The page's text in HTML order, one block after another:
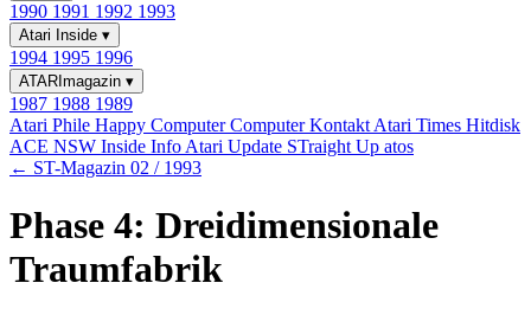
1990 1991 1992 1993
Atari Inside ▾
1994 1995 1996
ATARImagazin ▾
1987 1988 1989
Atari Phile Happy ComputerComputer Kontakt Atari Times Hitdisk
ACE NSW Inside Info Atari Update STraight Up atos
← ST-Magazin 02 / 1993
Phase 4: Dreidimensionale
Traumfabrik